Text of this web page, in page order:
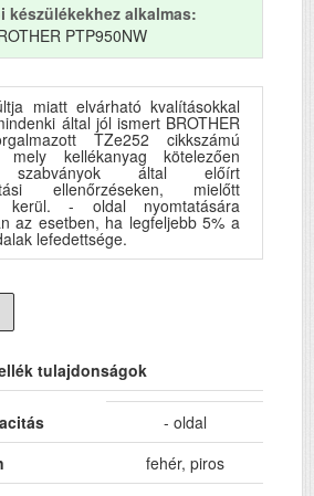
készülékekhez alkalmas:
PTP950NW
miatt elvárható kvalításokkal
által jól ismert BROTHER
TZe252 cikkszámú
mely kellékanyag kötelezően
által előírt
ellenőrzéseken, mielőtt
kerül. - oldal nyomtatására
az esetben, ha legfeljebb 5% a
lefedettsége.
tulajdonságok
- oldal
fehér, piros